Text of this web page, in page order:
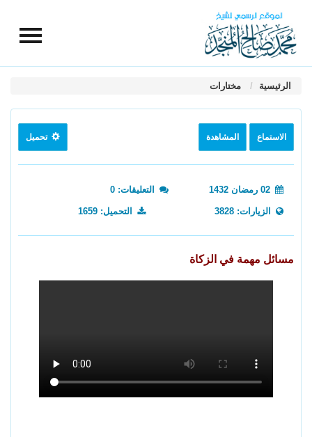
الرئيسية مختارات
الاستماع المشاهدة تحميل
التعليقات: 0
الزيارات: 3828 التحميل: 1659
مسائل مهمة في الزكاة